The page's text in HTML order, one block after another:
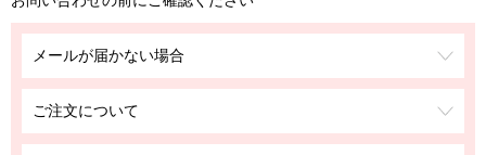
メールが届かない場合
ご注文について